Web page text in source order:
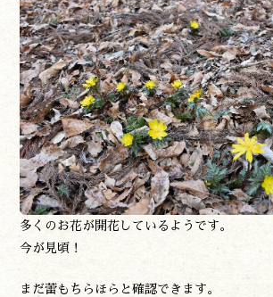
多くのお花が開花しているようです。
今が見頃！
まだ蕾もちらほらと確認できます。
プライバシーポリシー
諸塚村観光協会
〒883-1301
宮崎県東臼杵郡諸塚村家代3068しいたけの館21内
TEL:0982-65-0178